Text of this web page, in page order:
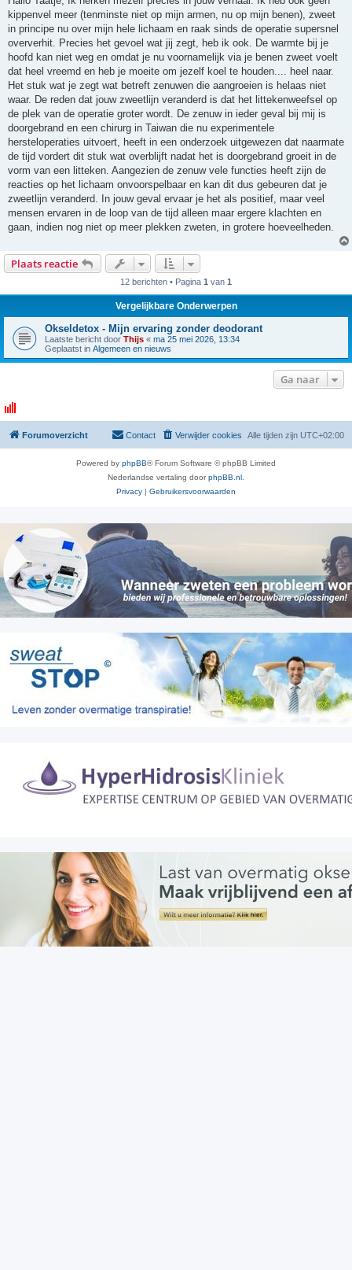
kippenvel meer (tenminste niet op mijn armen, nu op mijn benen), zweet
in principe nu over mijn hele lichaam en raak sinds de operatie supersnel
oververhit. Precies het gevoel wat jij zegt, heb ik ook. De warmte bij je
hoofd kan niet weg en omdat je nu voornamelijk via je benen zweet voelt
dat heel vreemd en heb je moeite om jezelf koel te houden.... heel naar.
Het stuk wat je zegt wat betreft zenuwen die aangroeien is helaas niet
waar. De reden dat jouw zweetlijn veranderd is dat het littekenweefsel op
de plek van de operatie groter wordt. De zenuw in ieder geval bij mij is
doorgebrand en een chirurg in Taiwan die nu experimentele
hersteloperaties uitvoert, heeft in een onderzoek uitgewezen dat naarmate
de tijd vordert dit stuk wat overblijft nadat het is doorgebrand groeit in de
vorm van een litteken. Aangezien de zenuw vele functies heeft zijn de
reacties op het lichaam onvoorspelbaar en kan dit dus gebeuren dat je
zweetlijn veranderd. In jouw geval ervaar je het als positief, maar veel
mensen ervaren in de loop van de tijd alleen maar ergere klachten en
gaan, indien nog niet op meer plekken zweten, in grotere hoeveelheden.
Plaats reactie
12 berichten • Pagina 1 van 1
Vergelijkbare Onderwerpen
Okseldetox - Mijn ervaring zonder deodorant
Laatste bericht door Thijs « ma 25 mei 2026, 13:34
Geplaatst in Algemeen en nieuws
Ga naar
Forumoverzicht Alle tijden zijn UTC+02:00
Verwijder cookies
Contact
Powered by phpBB® Forum Software © phpBB Limited
Nederlandse vertaling doorphpBB.nl
Privacy | Gebruikersvoorwaarden